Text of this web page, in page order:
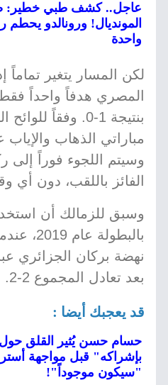
عاجل.. كشف طبي خطير:
المونديال! ورونالدو يحطم
واحدة
لكن المسار يتغير
المصري هدفاً واحداً فقط
بنتيجة 1-0. وفقاً
وسيتم اللجوء فوراً إلى
الفائز باللقب، دون
وسبق للزمالك أن
بالبطولة
نهضة بركان الجزائري
بعد تعادل المجموع 2-2.
قد يعجبك أيضا :
حسام حسن يُثير القلق
بإشراكه" قبل مواجهة
"سيكون موجوداً"!